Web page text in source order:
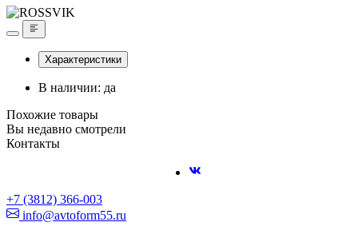
Характеристики
В наличии: да
Похожие товары
Вы недавно смотрели
Контакты
+7 (3812) 366-003
info@avtoform55.ru